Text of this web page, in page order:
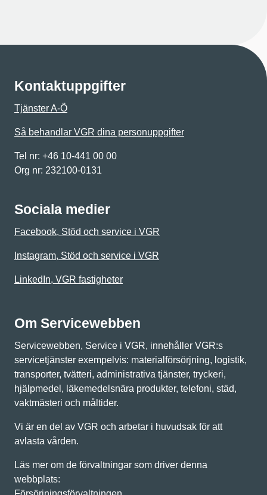
Kontaktuppgifter
Tjänster A-Ö
Så behandlar VGR dina personuppgifter
Tel nr: +46 10-441 00 00
Org nr: 232100-0131
Sociala medier
Facebook, Stöd och service i VGR
Instagram, Stöd och service i VGR
LinkedIn, VGR fastigheter
Om Servicewebben
Servicewebben, Service i VGR, innehåller VGR:s
servicetjänster exempelvis: materialförsörjning, logistik,
transporter, tvätteri, administrativa tjänster, tryckeri,
hjälpmedel, läkemedelsnära produkter, telefoni, städ,
vaktmästeri och måltider.
Vi är en del av VGR och arbetar i huvudsak för att
avlasta vården.
Läs mer om de förvaltningar som driver denna
webbplats: